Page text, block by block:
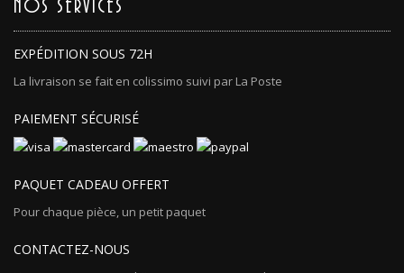
NOS SERVICES
EXPÉDITION SOUS 72H
La livraison se fait en colissimo suivi par La Poste
PAIEMENT SÉCURISÉ
PAQUET CADEAU OFFERT
Pour chaque pièce, un petit paquet
CONTACTEZ-NOUS